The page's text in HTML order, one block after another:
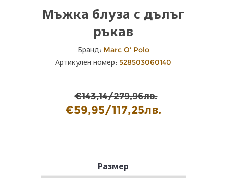
Мъжка блуза с дълъг
ръкав
Бранд: Marc O' Polo
Артикулен номер: 528503060140
€143,14/279,96лв.
€59,95/117,25лв.
Размер